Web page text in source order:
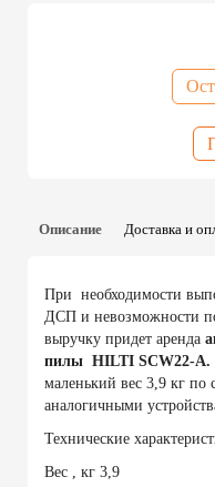
Описание Доставка и
При необходимости
ДСП и невозможности
выручку придет аренда
пилы HILTI SCW22-А.
маленький вес 3,9 кг по
аналогичными
Технические
Вес , кг 3,9